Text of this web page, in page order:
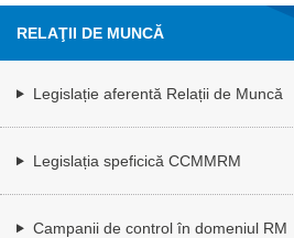
RELAŢII DE MUNCĂ
Legislație aferentă Relații de Muncă
Legislația speficică CCMMRM
Campanii de control în domeniul RM